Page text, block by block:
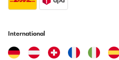
International